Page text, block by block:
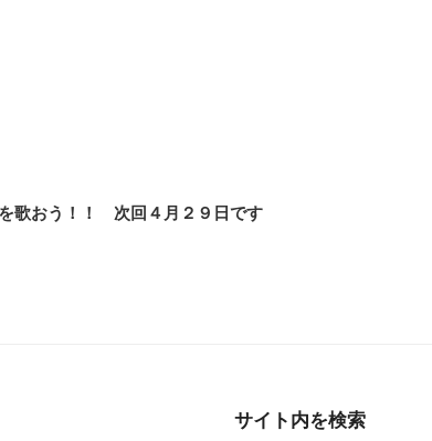
歌おう！！ 次回４月２９日です
サイト内を検索